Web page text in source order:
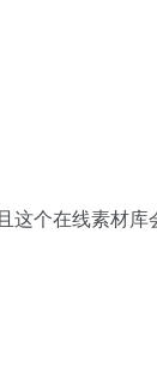
这个在线素材